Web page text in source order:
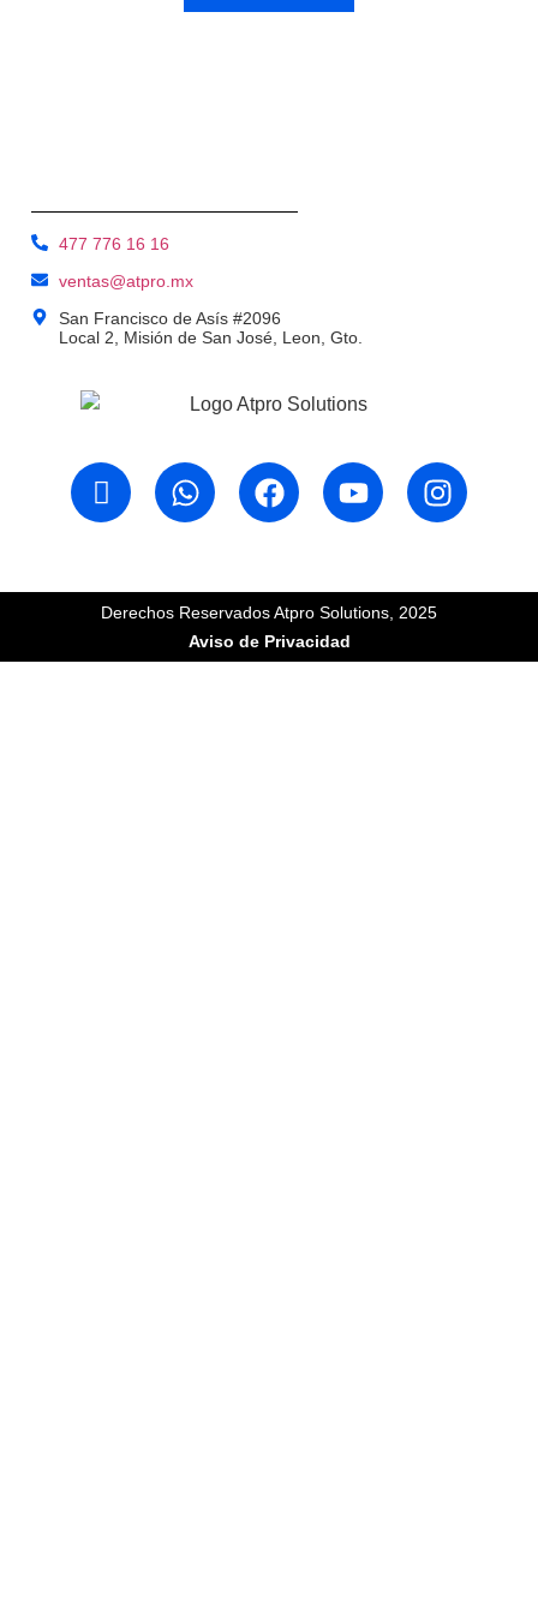
477 776 16 16
ventas@atpro.mx
San Francisco de Asís #2096
Local 2, Misión de San José, Leon, Gto.
Derechos Reservados Atpro Solutions, 2025
Aviso de Privacidad